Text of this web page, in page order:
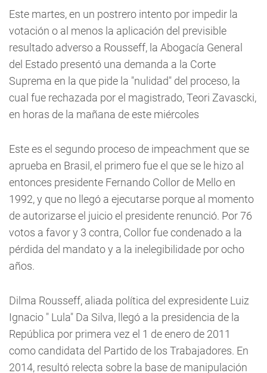
Este martes, en un postrero intento por impedir la
votación o al menos la aplicación del previsible
resultado adverso a Rousseff, la Abogacía General
del Estado presentó una demanda a la Corte
Suprema en la que pide la "nulidad" del proceso, la
cual fue rechazada por el magistrado, Teori Zavascki,
en horas de la mañana de este miércoles
Este es el segundo proceso de impeachment que se
aprueba en Brasil, el primero fue el que se le hizo al
entonces presidente Fernando Collor de Mello en
1992, y que no llegó a ejecutarse porque al momento
de autorizarse el juicio el presidente renunció. Por 76
votos a favor y 3 contra, Collor fue condenado a la
pérdida del mandato y a la inelegibilidade por ocho
años.
Dilma Rousseff, aliada política del expresidente Luiz
Ignacio " Lula" Da Silva, llegó a la presidencia de la
República por primera vez el 1 de enero de 2011
como candidata del Partido de los Trabajadores. En
2014, resultó relecta sobre la base de manipulación